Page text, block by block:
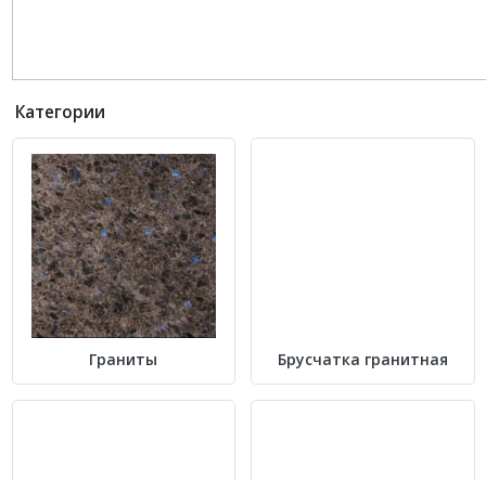
Категории
Граниты Брусчатка гранитная